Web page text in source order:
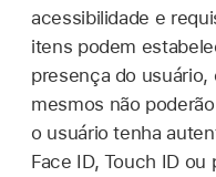
acessibilidade e
itens podem
presença do
mesmos não
o usuário tenha
Face ID, Touch IDou